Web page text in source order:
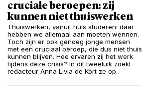
cruciale beroepen: zij
kunnen niet thuiswerken
Thuiswerken, vanuit huis studeren: daar
hebben we allemaal aan moeten wennen.
Toch zijn er ook genoeg jonge mensen
met een cruciaal beroep, die dus niet thuis
kunnen blijven. Hoe ervaren zij het werk
tijdens deze crisis? In dit tweeluik zoekt
redacteur Anna Livia de Kort ze op.